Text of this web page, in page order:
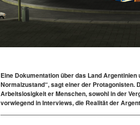
Eine Dokumentation über das Land
Normalzustand“, sagt einer der Protagonisten.
Arbeitslosigkeit er Menschen, sowohl in der
vorwiegend in Interviews, die Realität der